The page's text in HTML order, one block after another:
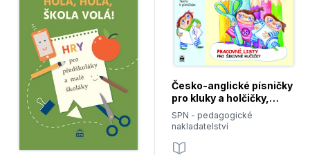
Česko-anglické písničky
pro kluky a holčičky,
pracovní listy
SPN - pedagogické
nakladatelství